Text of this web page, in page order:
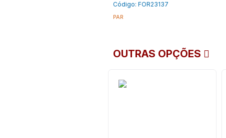
Código: FOR23137
PAR
OUTRAS OPÇÕES